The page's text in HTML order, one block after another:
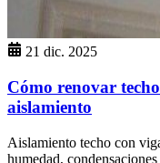
21 dic. 2025
Cómo renovar
aislamiento
Aislamiento techo con
humedad,